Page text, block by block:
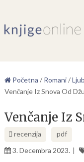
Početna / Romani/
Venčanje Iz Snova Od
Venčanje Iz
recenzija
pdf
3. Decembra 2023.